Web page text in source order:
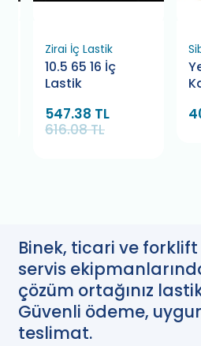
Zirai İç Lastik
10.5 65 16 İç
Lastik
547.38 TL
616.08 TL
Binek, ticari ve
servis
çözüm ortağınız
Güvenli ödeme,
teslimat.